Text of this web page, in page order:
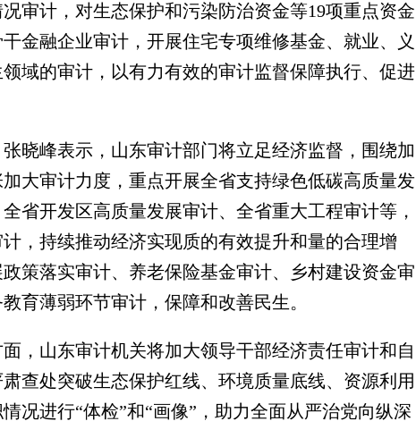
审计，对生态保护和污染防治资金等19项重点资金
金融企业审计，开展住宅专项维修基金、就业、义
域的审计，以有力有效的审计监督保障执行、促进
峰表示，山东审计部门将立足经济监督，围绕加
大审计力度，重点开展全省支持绿色低碳高质量发
省开发区高质量发展审计、全省重大工程审计等，
，持续推动经济实现质的有效提升和量的合理增
策落实审计、养老保险基金审计、乡村建设资金审
育薄弱环节审计，保障和改善民生。
山东审计机关将加大领导干部经济责任审计和自
查处突破生态保护红线、环境质量底线、资源利用
况进行“体检”和“画像”，助力全面从严治党向纵深